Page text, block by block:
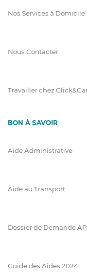
Nos Services à Domicile
Nous Contacter
Travailler chez
BON À SAVOIR
Aide Administrative
Aide au Transport
Dossier de Demande
Guide des Aides 2024